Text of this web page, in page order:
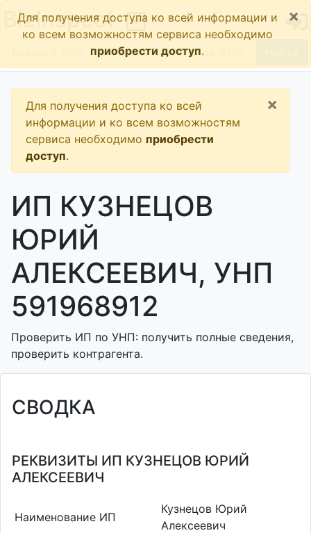
BizInspect
Для получения доступа ко всей информации и
ко всем возможностям сервиса необходимо
приобрести доступ.
×
Для получения доступа ко всей
информации и ко всем возможностям
сервиса необходимо приобрести
доступ.
×
ИП КУЗНЕЦОВ
ЮРИЙ
АЛЕКСЕЕВИЧ, УНП
591968912
Проверить ИП по УНП: получить полные сведения,
проверить контрагента.
СВОДКА
РЕКВИЗИТЫ ИП КУЗНЕЦОВ ЮРИЙ
АЛЕКСЕЕВИЧ
Наименование ИП
Кузнецов Юрий
Алексеевич